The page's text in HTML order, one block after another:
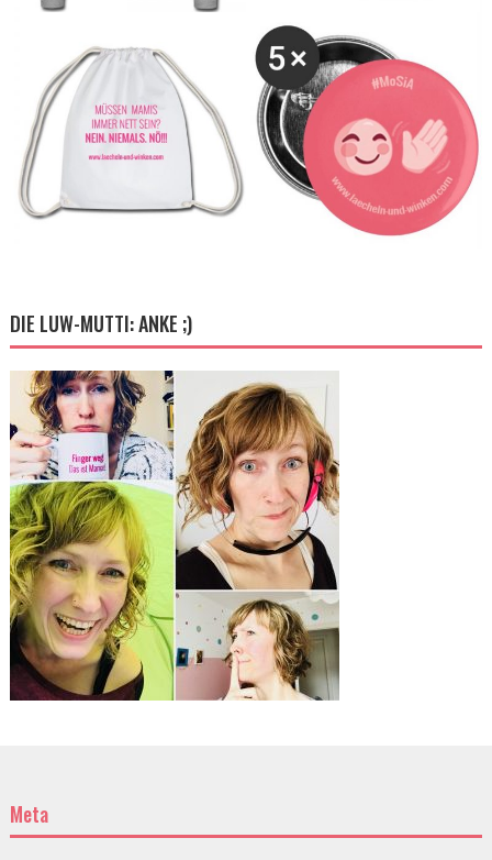
DIE LUW-MUTTI: ANKE ;)
Meta